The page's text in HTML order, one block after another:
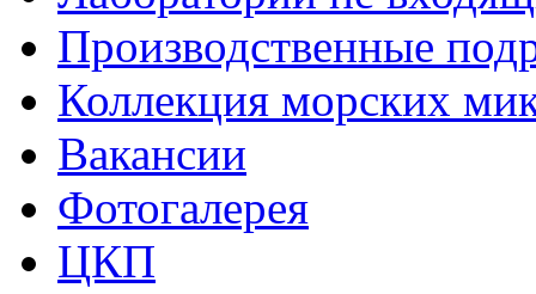
Производственные
Коллекция морских
Вакансии
Фотогалерея
ЦКП